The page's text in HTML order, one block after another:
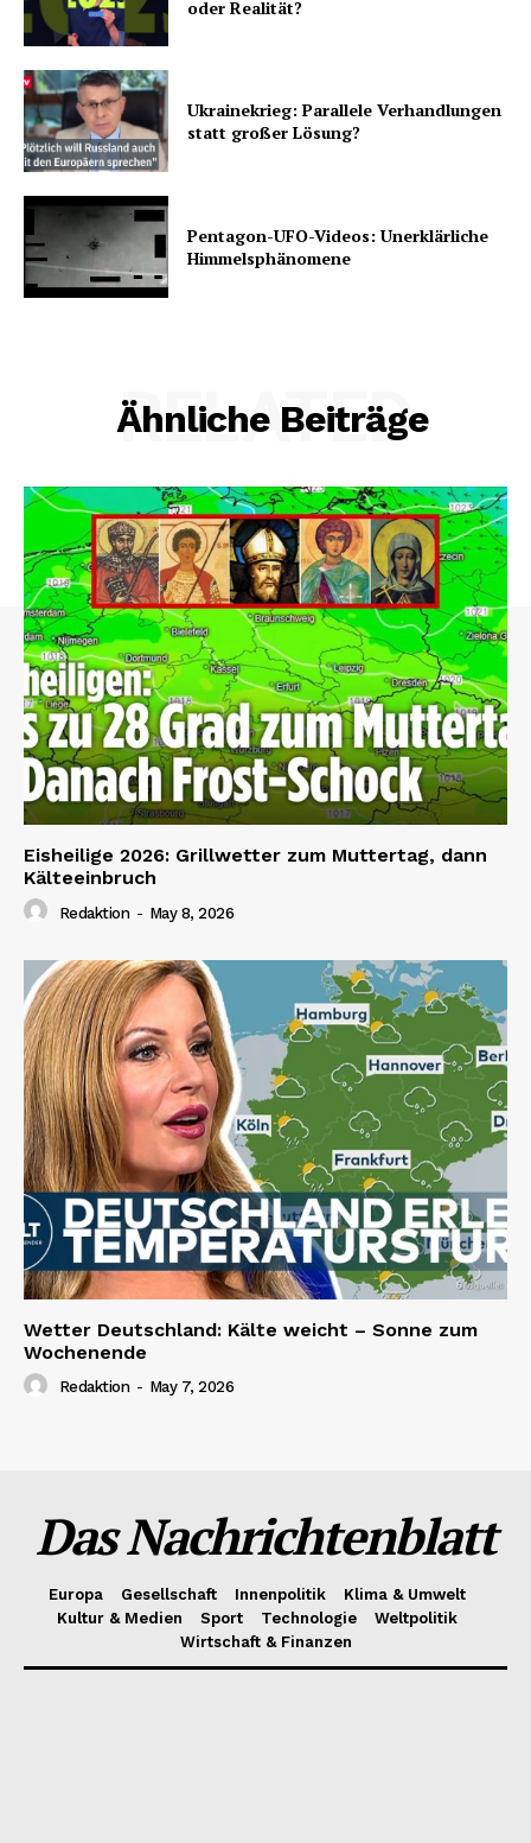
oder Realität?
Ukrainekrieg: Parallele Verhandlungen
statt großer Lösung?
Pentagon-UFO-Videos: Unerklärliche
Himmelsphänomene
Ähnliche Beiträge
RELATED
Eisheilige 2026: Grillwetter zum Muttertag, dann
Kälteeinbruch
Redaktion - May 8, 2026
Wetter Deutschland: Kälte weicht – Sonne zum
Wochenende
Redaktion - May 7, 2026
Das Nachrichtenblatt
Europa Gesellschaft Innenpolitik
Klima & Umwelt
Kultur & Medien
Sport Technologie
Weltpolitik
Wirtschaft & Finanzen